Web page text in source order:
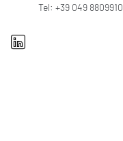
Tel: +39 049 8809910